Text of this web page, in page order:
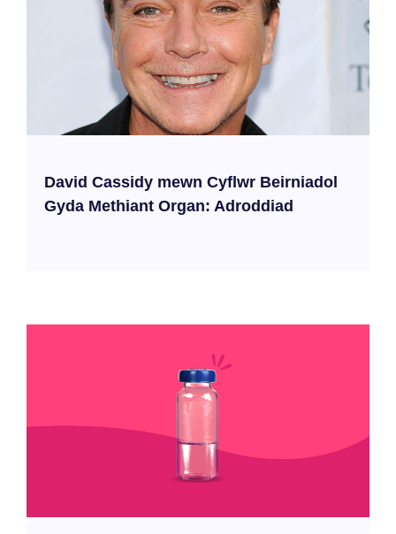
David Cassidy mewn Cyflwr Beirniadol
Gyda Methiant Organ: Adroddiad